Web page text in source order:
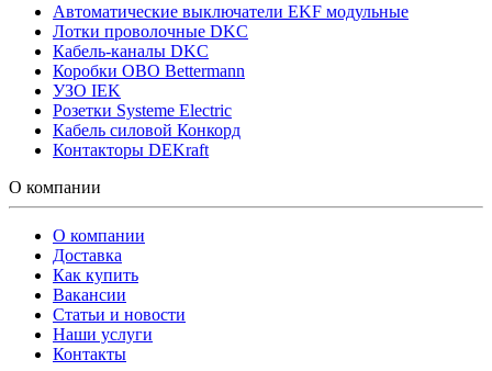
Автоматические выключатели EKF модульные
Лотки проволочные DKC
Кабель-каналы DKC
Коробки OBO Bettermann
УЗО IEK
Розетки Systeme Electric
Кабель силовой Конкорд
Контакторы DEKraft
О компании
О компании
Доставка
Как купить
Вакансии
Статьи и новости
Наши услуги
Контакты